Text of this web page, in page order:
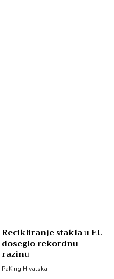
Recikliranje stakla u EU
doseglo rekordnu
razinu
PaKing Hrvatska